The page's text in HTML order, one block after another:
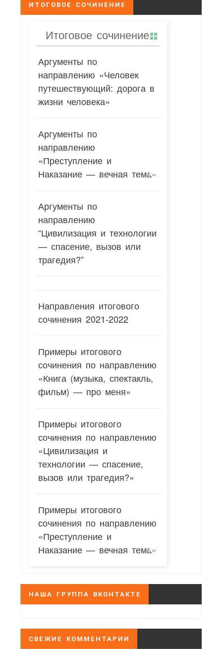
ИТОГОВОЕ СОЧИНЕНИЕ
Итоговое сочинение
Аргументы по
направлению «Человек
путешествующий: дорога в
жизни человека»
Аргументы по
направлению
«Преступление и
Наказание — вечная тема»
Аргументы по
направлению
“Цивилизация и технологии
— спасение, вызов или
трагедия?”
Направления итогового
сочинения 2021-2022
Примеры итогового
сочинения по направлению
«Книга (музыка, спектакль,
фильм) — про меня»
Примеры итогового
сочинения по направлению
«Цивилизация и
технологии — спасение,
вызов или трагедия?»
Примеры итогового
сочинения по направлению
«Преступление и
Наказание — вечная тема»
НАША ГРУППА ВКОНТАКТЕ
СВЕЖИЕ КОММЕНТАРИИ